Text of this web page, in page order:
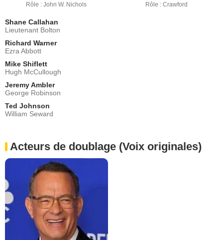
Rôle : John W. Nichols Rôle : Crawford
Shane Callahan
Lieutenant Bolton
Richard Warner
Ezra Abbott
Mike Shiflett
Hugh McCullough
Jeremy Ambler
George Robinson
Ted Johnson
William Seward
Acteurs de doublage (Voix originales)